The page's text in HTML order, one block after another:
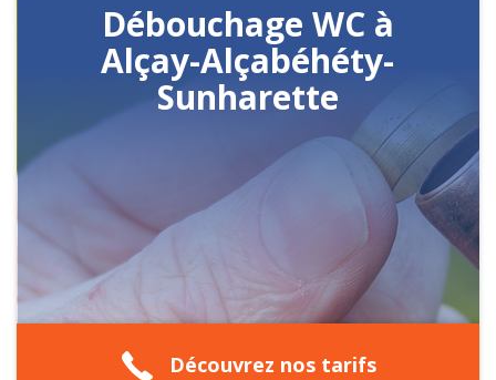
Débouchage WC à
Alçay-Alçabéhéty-
Sunharette
Découvrez nos tarifs